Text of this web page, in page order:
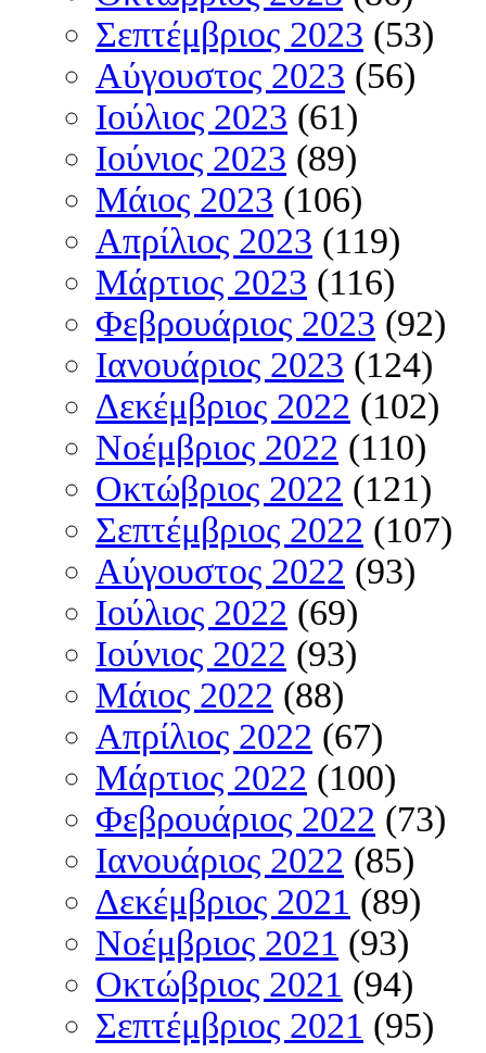
Σεπτέμβριος 2023 (53)
Αύγουστος 2023 (56)
Ιούλιος 2023 (61)
Ιούνιος 2023 (89)
Μάιος 2023 (106)
Απρίλιος 2023 (119)
Μάρτιος 2023 (116)
Φεβρουάριος 2023 (92)
Ιανουάριος 2023 (124)
Δεκέμβριος 2022 (102)
Νοέμβριος 2022 (110)
Οκτώβριος 2022 (121)
Σεπτέμβριος 2022 (107)
Αύγουστος 2022 (93)
Ιούλιος 2022 (69)
Ιούνιος 2022 (93)
Μάιος 2022 (88)
Απρίλιος 2022 (67)
Μάρτιος 2022 (100)
Φεβρουάριος 2022 (73)
Ιανουάριος 2022 (85)
Δεκέμβριος 2021 (89)
Νοέμβριος 2021 (93)
Οκτώβριος 2021 (94)
Σεπτέμβριος 2021 (95)